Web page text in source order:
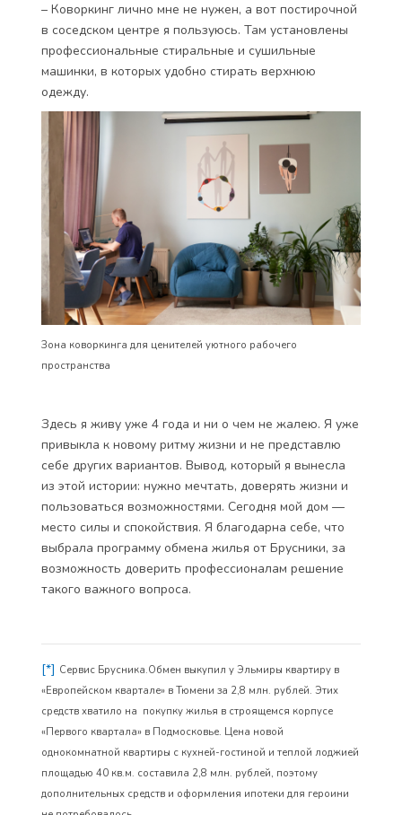
– Коворкинг лично мне не нужен, а вот постирочной
в соседском центре я пользуюсь. Там установлены
профессиональные стиральные и сушильные
машинки, в которых удобно стирать верхнюю
одежду.
Зона коворкинга для ценителей уютного рабочего
пространства
Здесь я живу уже 4 года и ни о чем не жалею. Я уже
привыкла к новому ритму жизни и не представлю
себе других вариантов. Вывод, который я вынесла
из этой истории: нужно мечтать, доверять жизни и
пользоваться возможностями. Сегодня мой дом —
место силы и спокойствия. Я благодарна себе, что
выбрала программу обмена жилья от Брусники, за
возможность доверить профессионалам решение
такого важного вопроса.
[*] Сервис Брусника.Обмен выкупил у Эльмиры квартиру в
«Европейском квартале» в Тюмени за 2,8 млн. рублей. Этих
средств хватило на покупку жилья в строящемся корпусе
«Первого квартала» в Подмосковье. Цена новой
однокомнатной квартиры с кухней-гостиной и теплой лоджией
площадью 40 кв.м. составила 2,8 млн. рублей, поэтому
дополнительных средств и оформления ипотеки для героини